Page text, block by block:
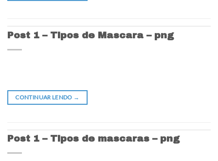
Post 1 – Tipos de Mascara – png
CONTINUAR LENDO →
Post 1 – Tipos de mascaras – png